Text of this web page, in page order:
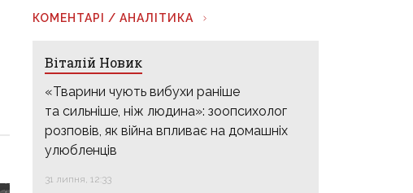
КОМЕНТАРІ / АНАЛІТИКА
Віталій Новик
«Тварини чують вибухи раніше
та сильніше, ніж людина»: зоопсихолог
розповів, як війна впливає на домашніх
улюбленців
31 липня, 12:33